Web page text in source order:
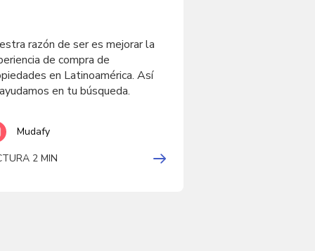
razón de ser es mejorar la
de compra de
en Latinoamérica. Así
en tu búsqueda.
Mudafy
2 MIN